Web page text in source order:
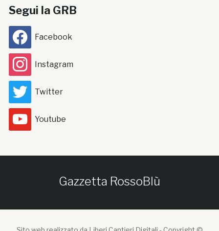
Segui la GRB
Facebook
Instagram
Twitter
Youtube
Gazzetta RossoBlù